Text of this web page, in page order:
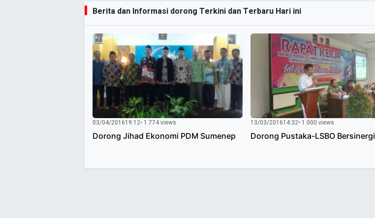
Berita dan Informasi dorong Terkini dan Terbaru Hari ini
03/04/201619:12• 1.774 views
Dorong Jihad Ekonomi PDM Sumenep
13/03/201614:32• 1.000 views
Dorong Pustaka-LSBO Bersinergi